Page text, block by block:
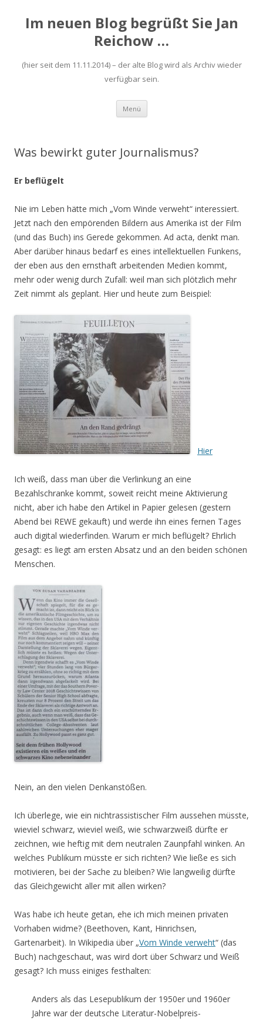
Im neuen Blog begrüßt Sie Jan
Reichow …
(hier seit dem 11.11.2014) – der alte Blog wird als Archiv wieder
verfügbar sein.
Menü Zum
springen
Was bewirkt guter Journalismus?
Er beflügelt
Nie im Leben hätte mich „Vom Winde verweht“ interessiert.
Jetzt nach den empörenden Bildern aus Amerika ist der Film
(und das Buch) ins Gerede gekommen. Ad acta, denkt man.
Aber darüber hinaus bedarf es eines intellektuellen Funkens,
der eben aus den ernsthaft arbeitenden Medien kommt,
mehr oder wenig durch Zufall: weil man sich plötzlich mehr
Zeit nimmt als geplant. Hier und heute zum Beispiel:
Hier
Ich weiß, dass man über die Verlinkung an eine
Bezahlschranke kommt, soweit reicht meine Aktivierung
nicht, aber ich habe den Artikel in Papier gelesen (gestern
Abend bei REWE gekauft) und werde ihn eines fernen Tages
auch digital wiederfinden. Warum er mich beflügelt? Ehrlich
gesagt: es liegt am ersten Absatz und an den beiden schönen
Menschen.
Nein, an den vielen Denkanstößen.
Ich überlege, wie ein nichtrassistischer Film aussehen müsste,
wieviel schwarz, wieviel weiß, wie schwarzweiß dürfte er
zeichnen, wie heftig mit dem neutralen Zaunpfahl winken. An
welches Publikum müsste er sich richten? Wie ließe es sich
motivieren, bei der Sache zu bleiben? Wie langweilig dürfte
das Gleichgewicht aller mit allen wirken?
Was habe ich heute getan, ehe ich mich meinen privaten
Vorhaben widme? (Beethoven, Kant, Hinrichsen,
Gartenarbeit). In Wikipedia über „Vom Winde verweht“ (das
Buch) nachgeschaut, was wird dort über Schwarz und Weiß
gesagt? Ich muss einiges festhalten:
Anders als das Lesepublikum der 1950er und 1960er
Jahre war der deutsche Literatur-Nobelpreis-